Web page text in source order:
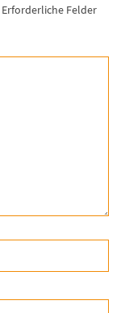
Erforderliche Felder